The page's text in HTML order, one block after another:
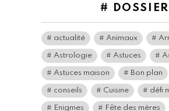
#
actualité Animaux
Astrologie Astuces
Astuces maison Bon plan
conseils Cuisine défi
Enigmes Fête des mères